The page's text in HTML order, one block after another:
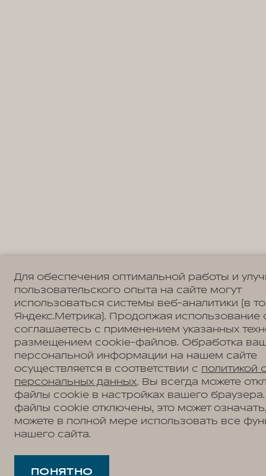
Для обеспечения оптимальной работы и
пользовательского опыта на сайте могут
использоваться системы веб-аналитики (в
Яндекс.Метрика). Продолжая использование
соглашаетесь с применением указанных
размещением cookie-файлов. Обработка
персональной информации на нашем сайте
осуществляется в соответствии с политикой
персональных данных. Вы всегда можете
файлы cookie в настройках вашего
файлы cookie отключены, это может
можете в полной мере использовать все
нашего сайта.
ПОНЯТНО